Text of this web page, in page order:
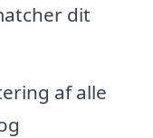
dit
af alle